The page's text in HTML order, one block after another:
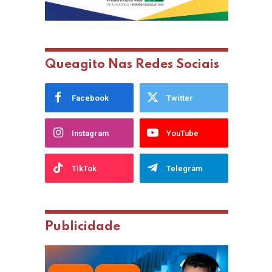
Queagito Nas Redes Sociais
Facebook Twitter
Instagram YouTube
TikTok Telegram
Publicidade